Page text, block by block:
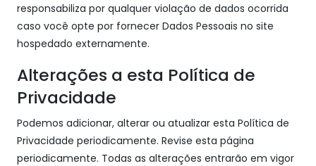
responsabiliza por qualquer violação de dados ocorrida
caso você opte por fornecer Dados Pessoais no site
hospedado externamente.
Alterações a esta Política de
Privacidade
Podemos adicionar, alterar ou atualizar esta Política de
Privacidade periodicamente. Revise esta página
periodicamente. Todas as alterações entrarão em vigor